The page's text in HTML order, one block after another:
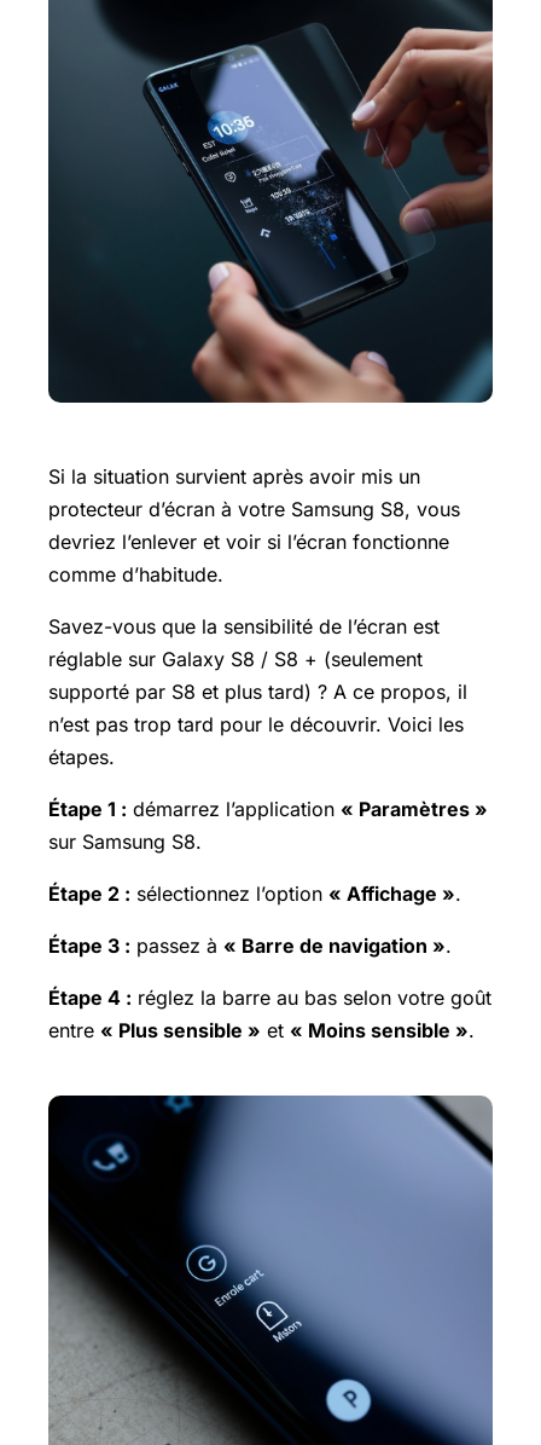
Si la situation survient après avoir mis un
protecteur d’écran à votre Samsung S8, vous
devriez l’enlever et voir si l’écran fonctionne
comme d’habitude.
Savez-vous que la sensibilité de l’écran est
réglable sur Galaxy S8 / S8 + (seulement
supporté par S8 et plus tard) ? A ce propos, il
n’est pas trop tard pour le découvrir. Voici les
étapes.
Étape 1 : démarrez l’application « Paramètres »
sur Samsung S8.
Étape 2 : sélectionnez l’option « Affichage ».
Étape 3 : passez à « Barre de navigation ».
Étape 4 : réglez la barre au bas selon votre goût
entre « Plus sensible » et « Moins sensible ».